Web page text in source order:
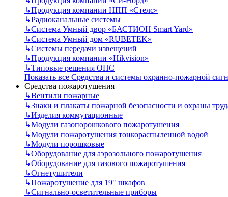
↳Продукция компании НПП «Стелс»
↳Радиоканальные системы
↳Система Умный двор «БАСТИОН Smart Yard»
↳Система Умный дом «RUBETEK»
↳Системы передачи извещений
↳Продукция компании «Hikvision»
↳Типовые решения ОПС
Показать все Средства и системы охранно-пожарной
Средства пожаротушения
↳Вентили пожарные
↳Знаки и плакаты пожарной безопасности и охраны
↳Изделия коммутационные
↳Модули газопорошкового пожаротушения
↳Модули пожаротушения тонкораспыленной водой
↳Модули порошковые
↳Оборудование для аэрозольного пожаротушения
↳Оборудование для газового пожаротушения
↳Огнетушители
↳Пожаротушение для 19" шкафов
↳Сигнально-осветительные приборы